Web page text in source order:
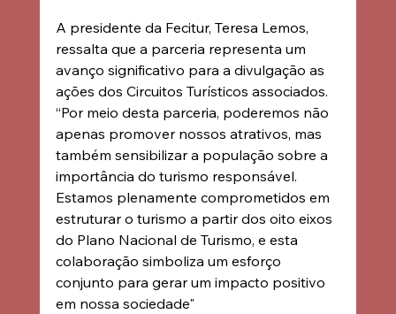
A presidente da Fecitur, Teresa Lemos,
ressalta que a parceria representa um
avanço significativo para a divulgação as
ações dos Circuitos Turísticos associados.
“Por meio desta parceria, poderemos não
apenas promover nossos atrativos, mas
também sensibilizar a população sobre a
importância do turismo responsável.
Estamos plenamente comprometidos em
estruturar o turismo a partir dos oito eixos
do Plano Nacional de Turismo, e esta
colaboração simboliza um esforço
conjunto para gerar um impacto positivo
em nossa sociedade"